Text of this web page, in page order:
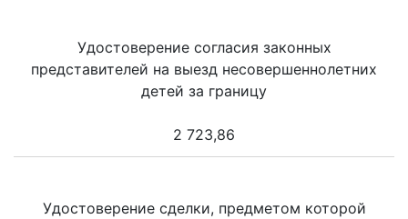
Удостоверение согласия законных
представителей на выезд несовершеннолетних
детей за границу
2 723,86
Удостоверение сделки, предметом которой